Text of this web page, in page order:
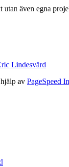
utan även egna
Lindesvärd
av PageSpeed